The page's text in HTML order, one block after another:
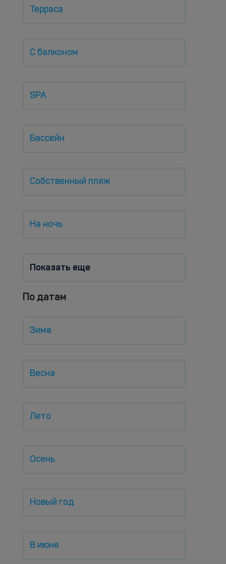
Терраса
С балконом
SPA
Бассейн
Собственный пляж
На ночь
Показать еще
По датам
Зима
Весна
Лето
Осень
Новый год
В июне